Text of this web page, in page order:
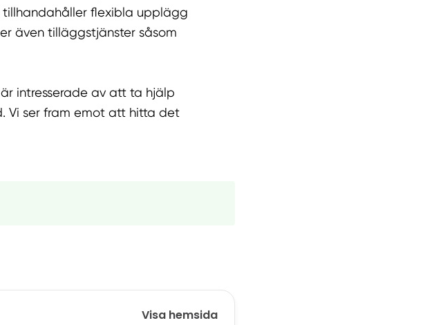
tillhandahåller flexibla upplägg
även tilläggstjänster såsom
intresserade av att ta hjälp
Vi ser fram emot att hitta det
Visa hemsida